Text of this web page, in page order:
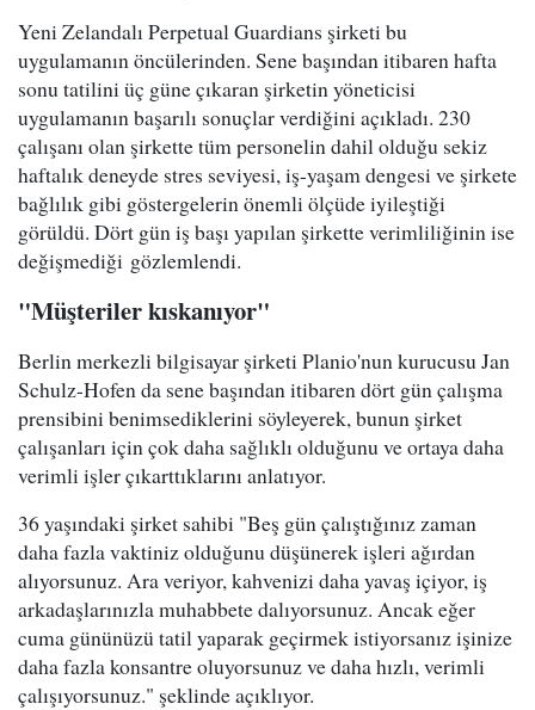
Yeni Zelandalı Perpetual Guardians şirketi bu
uygulamanın öncülerinden. Sene başından itibaren hafta
sonu tatilini üç güne çıkaran şirketin yöneticisi
uygulamanın başarılı sonuçlar verdiğini açıkladı. 230
çalışanı olan şirkette tüm personelin dahil olduğu sekiz
haftalık deneyde stres seviyesi, iş-yaşam dengesi ve şirkete
bağlılık gibi göstergelerin önemli ölçüde iyileştiği
görüldü. Dört gün iş başı yapılan şirkette verimliliğinin ise
değişmediği gözlemlendi.
"Müşteriler kıskanıyor"
Berlin merkezli bilgisayar şirketi Planio'nun kurucusu Jan
Schulz-Hofen da sene başından itibaren dört gün çalışma
prensibini benimsediklerini söyleyerek, bunun şirket
çalışanları için çok daha sağlıklı olduğunu ve ortaya daha
verimli işler çıkarttıklarını anlatıyor.
36 yaşındaki şirket sahibi "Beş gün çalıştığınız zaman
daha fazla vaktiniz olduğunu düşünerek işleri ağırdan
alıyorsunuz. Ara veriyor, kahvenizi daha yavaş içiyor, iş
arkadaşlarınızla muhabbete dalıyorsunuz. Ancak eğer
cuma gününüzü tatil yaparak geçirmek istiyorsanız işinize
daha fazla konsantre oluyorsunuz ve daha hızlı, verimli
çalışıyorsunuz." şeklinde açıklıyor.